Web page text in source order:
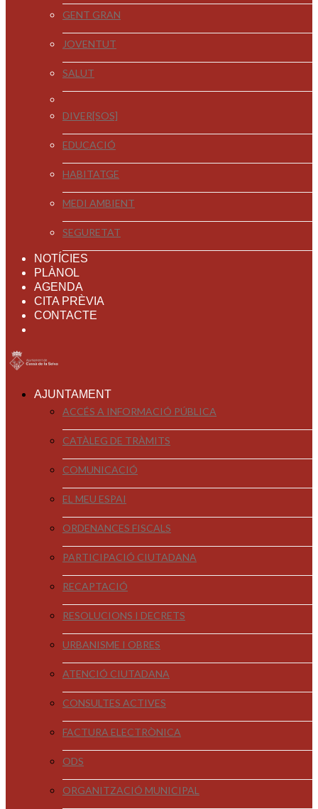
GENT GRAN
JOVENTUT
SALUT
DIVER[SOS]
EDUCACIÓ
HABITATGE
MEDI AMBIENT
SEGURETAT
NOTÍCIES
PLÀNOL
AGENDA
CITA PRÈVIA
CONTACTE
AJUNTAMENT
ACCÉS A INFORMACIÓ PÚBLICA
CATÀLEG DE TRÀMITS
COMUNICACIÓ
EL MEU ESPAI
ORDENANCES FISCALS
PARTICIPACIÓ CIUTADANA
RECAPTACIÓ
RESOLUCIONS I DECRETS
URBANISME I OBRES
ATENCIÓ CIUTADANA
CONSULTES ACTIVES
FACTURA ELECTRÒNICA
ODS
ORGANITZACIÓ MUNICIPAL